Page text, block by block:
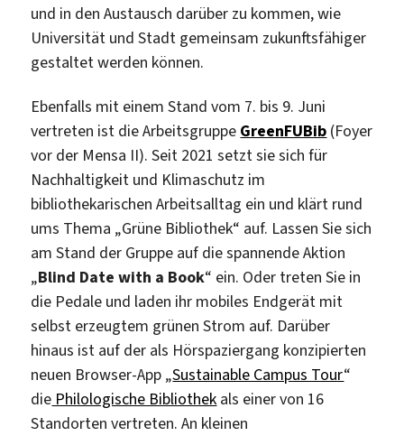
und in den Austausch darüber zu kommen, wie
Universität und Stadt gemeinsam zukunftsfähiger
gestaltet werden können.
Ebenfalls mit einem Stand vom 7. bis 9. Juni
vertreten ist die Arbeitsgruppe GreenFUBib (Foyer
vor der Mensa II). Seit 2021 setzt sie sich für
Nachhaltigkeit und Klimaschutz im
bibliothekarischen Arbeitsalltag ein und klärt rund
ums Thema „Grüne Bibliothek“ auf. Lassen Sie sich
am Stand der Gruppe auf die spannende Aktion
„Blind Date with a Book“ ein. Oder treten Sie in
die Pedale und laden ihr mobiles Endgerät mit
selbst erzeugtem grünen Strom auf. Darüber
hinaus ist auf der als Hörspaziergang konzipierten
neuen Browser-App „Sustainable Campus Tour“
die Philologische Bibliothek als einer von 16
Standorten vertreten. An kleinen